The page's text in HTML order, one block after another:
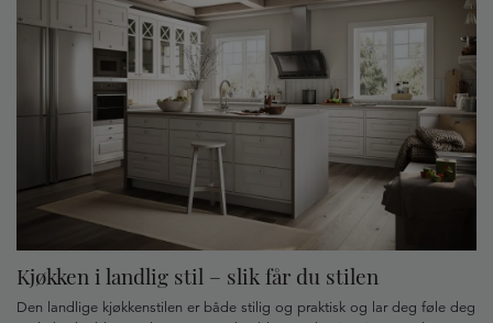
Kjøkken i landlig stil – slik får du stilen
Den landlige kjøkkenstilen er både stilig og praktisk og lar deg føle deg